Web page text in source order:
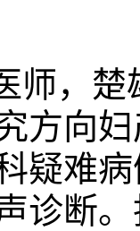
师，
方向
疑难
诊断